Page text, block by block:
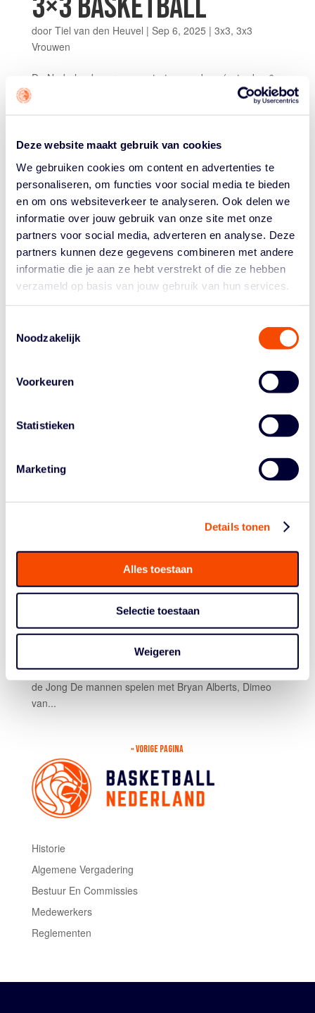
Deze website maakt gebruik van cookies
We gebruiken cookies om content en advertenties te
personaliseren, om functies voor social media te bieden
en om ons websiteverkeer te analyseren. Ook delen we
informatie over jouw gebruik van onze site met onze
partners voor social media, adverteren en analyse. Deze
partners kunnen deze gegevens combineren met andere
informatie die je aan ze hebt verstrekt of die ze hebben
verzameld op basis van jouw gebruik van hun services.
Noodzakelijk
Voorkeuren
Statistieken
Marketing
Details tonen
Alles toestaan
Selectie toestaan
Weigeren
door Tiel van den Heuvel | Sep 6, 2025 | 3x3, 3x3
Vrouwen
De Nederlandse vrouwen starten vandaag (zaterdag 6
september) aan de 3×3 Europe Cup in Kopenhagen. In
Nederland – Azerbeidzjan (Finale) 8.30 uur:...
3×3 VROUWENPLOEG
VERSCHIJNT MET
NIEUWE LOOK OP EK
Tiel van den Heuvel Sep 5, 2025 3x3
Zeg van coach Maksim Kovacevic wat je wilt, maar de
man is niet bang om keuzes te maken. Dagen voor het
wereldkampioenenteam thuis te laten en voor twee
jonge toppers te gaan. Niet Evelien Lutje Schipholt en
SELECTIES EN
SPEELSCHEMA’S VOOR
EK 3×3 IN COPENHAGEN
(5 – 7 SEPT)
Tiel van den Heuvel|Aug 29, 2025
Mannen,3x3 Vrouwen
staat – uiteraard – met zijn mannen én vrouwenteam in
de startblokken. Maar wie zijn er geselecteerd? En
wanneer spelen ze? Het zal je verbazen. Geen Worthy
de Jong De mannen spelen met Bryan Alberts, Dimeo
van...
« VORIGE PAGINA
Historie
Algemene Vergadering
Bestuur En Commissies
Medewerkers
Reglementen